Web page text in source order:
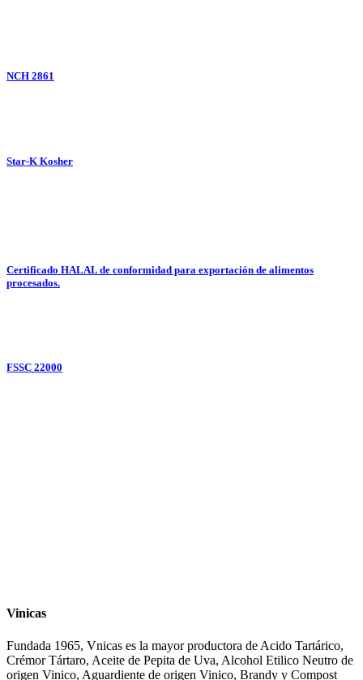
NCH 2861
Star-K Kosher
Certificado HALAL de conformidad para exportación de alimentos
procesados.
FSSC 22000
Vinicas
Fundada 1965, Vnicas es la mayor productora de Acido Tartárico,
Crémor Tártaro, Aceite de Pepita de Uva, Alcohol Etilico Neutro de
origen Vinico, Aguardiente de origen Vinico, Brandy y Compost